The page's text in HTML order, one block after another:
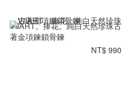
VIIART。捧花。純白天然珍珠古
著金項鍊鎖骨鍊
NT$ 990